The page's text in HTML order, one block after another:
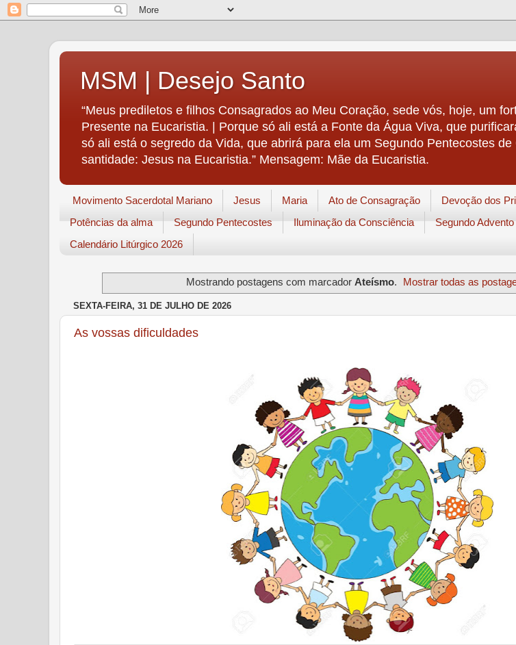
MSM | Desejo Santo
“Meus prediletos e filhos Consagrados ao Meu Coração, sede vós, hoje, um
Presente na Eucaristia. | Porque só ali está a Fonte da Água Viva, que
só ali está o segredo da Vida, que abrirá para ela um Segundo Pentecostes
santidade: Jesus na Eucaristia.” Mensagem: Mãe da Eucaristia.
Movimento Sacerdotal Mariano Jesus Maria Ato de Consagração Devoção dos
Potências da alma
Segundo Pentecostes Iluminação da Consciência Segundo Advento
Calendário Litúrgico 2026
Mostrando postagens com marcador Ateísmo. Mostrar todas as
SEXTA-FEIRA, 31 DE JULHO DE 2026
As vossas dificuldades